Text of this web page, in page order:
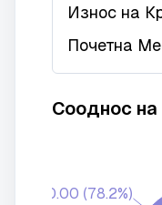
Износ на
Почетна
Сооднос на
(78.2%)